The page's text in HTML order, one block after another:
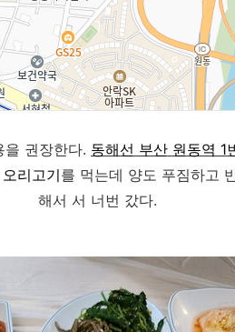
권장한다. 동해선 부산 원동역 1
리고기를 먹는데 양도 푸짐하고
해서 서 너번 갔다.